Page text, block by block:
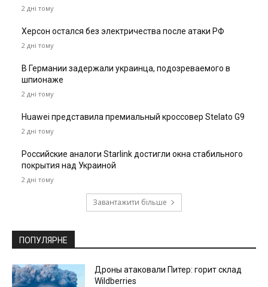
2 дні тому
Херсон остался без электричества после атаки РФ
2 дні тому
В Германии задержали украинца, подозреваемого в
шпионаже
2 дні тому
Huawei представила премиальный кроссовер Stelato G9
2 дні тому
Российские аналоги Starlink достигли окна стабильного
покрытия над Украиной
2 дні тому
Завантажити більше
ПОПУЛЯРНЕ
Дроны атаковали Питер: горит склад
Wildberries